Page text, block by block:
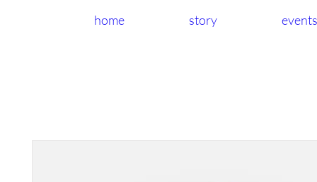
home story events